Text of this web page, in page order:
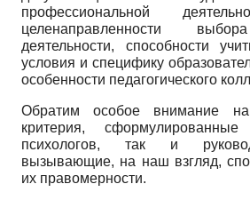
профессиональной
целенаправленности
деятельности, способности
условия и специфику
особенности педагогического
Обратим особое внимание
критерия,
психологов, так и
вызывающие, на наш взгляд,
их правомерности.